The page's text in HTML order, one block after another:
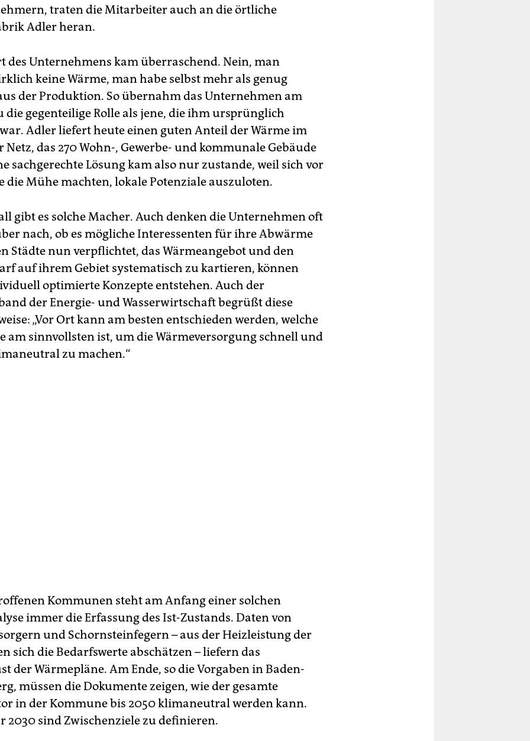
traten die Mitarbeiter auch an die örtliche
Adler heran.
des Unternehmens kam überraschend. Nein, man
keine Wärme, man habe selbst mehr als genug
der Produktion. So übernahm das Unternehmen am
die gegenteilige Rolle als jene, die ihm ursprünglich
Adler liefert heute einen guten Anteil der Wärme im
das 270 Wohn-, Gewerbe- und kommunale Gebäude
sachgerechte Lösung kam also nur zustande, weil sich vor
die Mühe machten, lokale Potenziale auszuloten.
gibt es solche Macher. Auch denken die Unternehmen oft
nach, ob es mögliche Interessenten für ihre Abwärme
Städte nun verpflichtet, das Wärmeangebot und den
auf ihrem Gebiet systematisch zu kartieren, können
optimierte Konzepte entstehen. Auch der
der Energie- und Wasserwirtschaft begrüßt diese
„Vor Ort kann am besten entschieden werden, welche
am sinnvollsten ist, um die Wärmeversorgung schnell und
zu machen.“
Kommunen steht am Anfang einer solchen
immer die Erfassung des Ist-Zustands. Daten von
und Schornsteinfegern – aus der Heizleistung der
sich die Bedarfswerte abschätzen – liefern das
der Wärmepläne. Am Ende, so die Vorgaben in Baden-
müssen die Dokumente zeigen, wie der gesamte
in der Kommune bis 2050 klimaneutral werden kann.
2030 sind Zwischenziele zu definieren.